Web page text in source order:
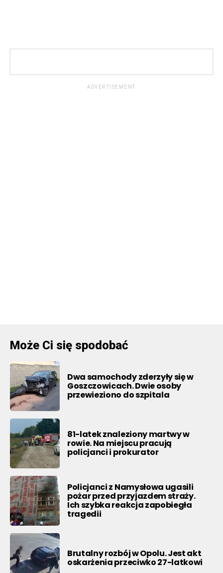
ADVERTISEMENT
Może Ci się spodobać
Dwa samochody zderzyły się w
Goszczowicach. Dwie osoby
przewieziono do szpitala
81-latek znaleziony martwy w
rowie. Na miejscu pracują
policjanci i prokurator
Policjanci z Namysłowa ugasili
pożar przed przyjazdem straży.
Ich szybka reakcja zapobiegła
tragedii
Brutalny rozbój w Opolu. Jest akt
oskarżenia przeciwko 27-latkowi